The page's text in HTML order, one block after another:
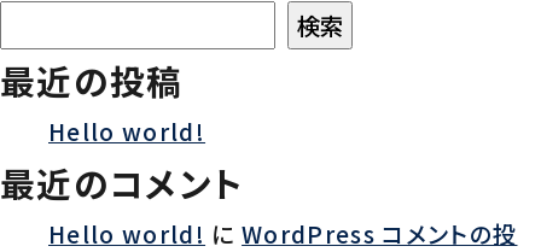
ゲ
シ
検索
最近の投稿
Hello world!
最近のコメント
Hello world! にWordPress コメントの投